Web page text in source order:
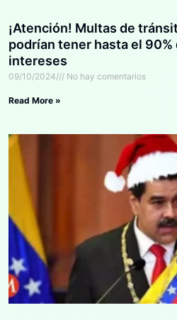
¡Atención! Multas de
podrían tener hasta el
intereses
09/10/2024 No hay comentarios
Read More »